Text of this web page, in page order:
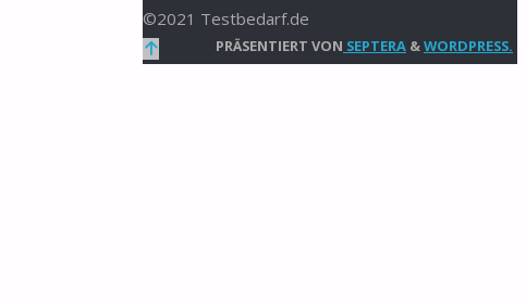
©2021 Testbedarf.de
PRÄSENTIERT VON SEPTERA &WORDPRESS.
Zurück